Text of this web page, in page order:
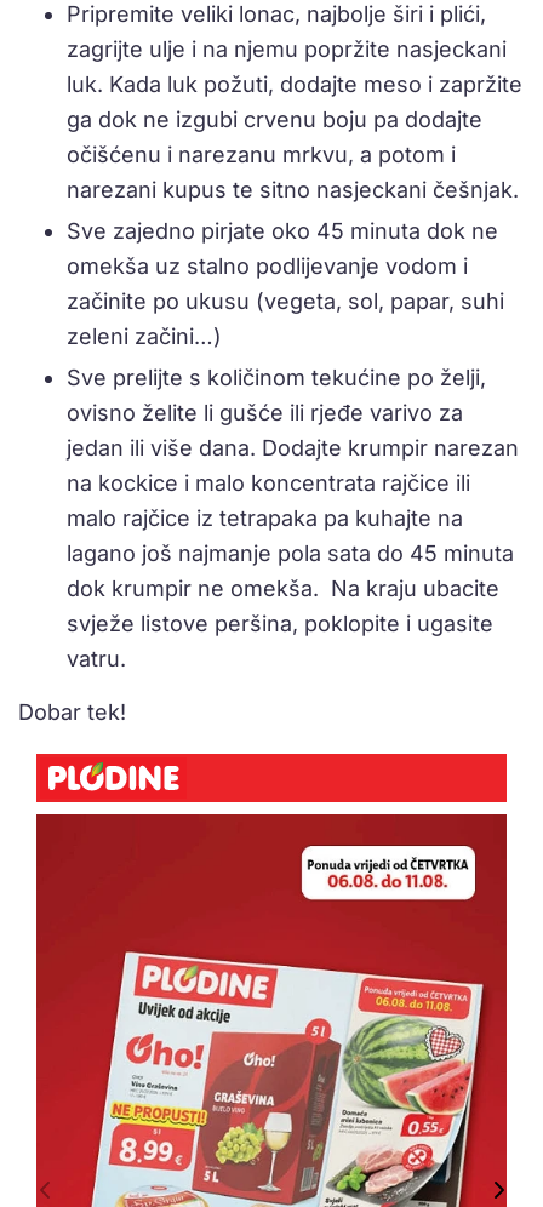
Pripremite veliki lonac, najbolje širi i plići,
zagrijte ulje i na njemu popržite nasjeckani
luk. Kada luk požuti, dodajte meso i zapržite
ga dok ne izgubi crvenu boju pa dodajte
očišćenu i narezanu mrkvu, a potom i
narezani kupus te sitno nasjeckani češnjak.
Sve zajedno pirjate oko 45 minuta dok ne
omekša uz stalno podlijevanje vodom i
začinite po ukusu (vegeta, sol, papar, suhi
zeleni začini…)
Sve prelijte s količinom tekućine po želji,
ovisno želite li gušće ili rjeđe varivo za
jedan ili više dana. Dodajte krumpir narezan
na kockice i malo koncentrata rajčice ili
malo rajčice iz tetrapaka pa kuhajte na
lagano još najmanje pola sata do 45 minuta
dok krumpir ne omekša. Na kraju ubacite
svježe listove peršina, poklopite i ugasite
vatru.
Dobar tek!